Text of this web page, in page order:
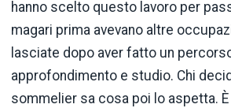
hanno scelto questo lavoro per
magari prima avevano altre
lasciate dopo aver fatto un
approfondimento e studio. Chi
sommelier sa cosa poi lo aspetta. È